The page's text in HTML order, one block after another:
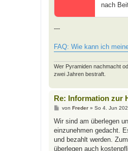
nach
---
FAQ: Wie kann ich
Wer Pyramiden nachmacht
zwei Jahren bestraft.
Re: Information zur
B
i
r
a
von Freder» So 4. Jun
Wir sind am überlegen
einzunehmen gedacht.
und bezahlt werden.
überlegen auch